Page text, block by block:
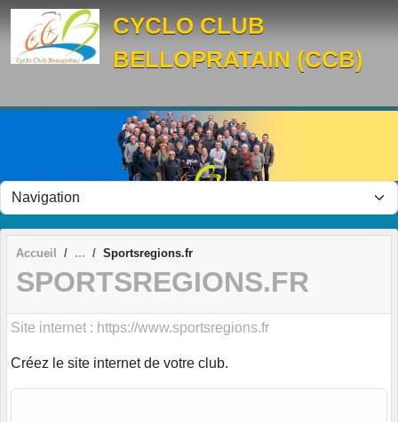
CYCLO CLUB
BELLOPRATAIN (CCB)
Accueil Sportsregions.fr
SPORTSREGIONS.FR
Site internet : https://www.sportsregions.fr
Créez le site internet de votre club.
Panneau de gestion des cookies